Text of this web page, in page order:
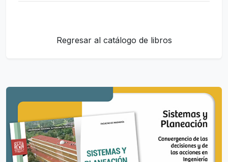
Regresar al catálogo de libros